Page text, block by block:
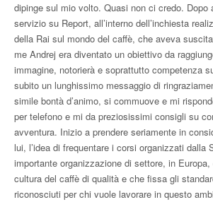
dipinge sul mio volto. Quasi non ci credo. Dopo
servizio su Report, all’interno dell’inchiesta
della Rai sul mondo del caffè, che aveva
me Andrej era diventato un obiettivo da
immagine, notorierà e soprattutto competenza
subito un lunghissimo messaggio di
simile bontà d’animo, si commuove e mi
per telefono e mi da preziosissimi consigli su
avventura. Inizio a prendere seriamente in
lui, l’idea di frequentare i corsi organizzati dalla
importante organizzazione di settore, in
cultura del caffè di qualità e che fissa gli
riconosciuti per chi vuole lavorare in questo